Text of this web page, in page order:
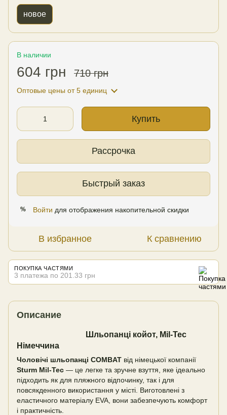
новое
В наличии
604 грн 710 грн
Оптовые цены от 5 единиц
Купить
Рассрочка
Быстрый заказ
% Войти для отображения накопительной скидки
В избранное К сравнению
ПОКУПКА ЧАСТЯМИ
3 платежа по 201.33 грн
Описание
Шльопанці койот, Mil-Tec
Німеччина
Чоловічі шльопанці COMBAT від німецької компанії
Sturm Mil-Tec — це легке та зручне взуття, яке ідеально
підходить як для пляжного відпочинку, так і для
повсякденного використання у місті. Виготовлені з
еластичного матеріалу EVA, вони забезпечують комфорт
і практичність.